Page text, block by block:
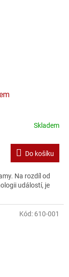
Skladem
Do košíku
Na rozdíl od
událostí, je
Kód: 610-001